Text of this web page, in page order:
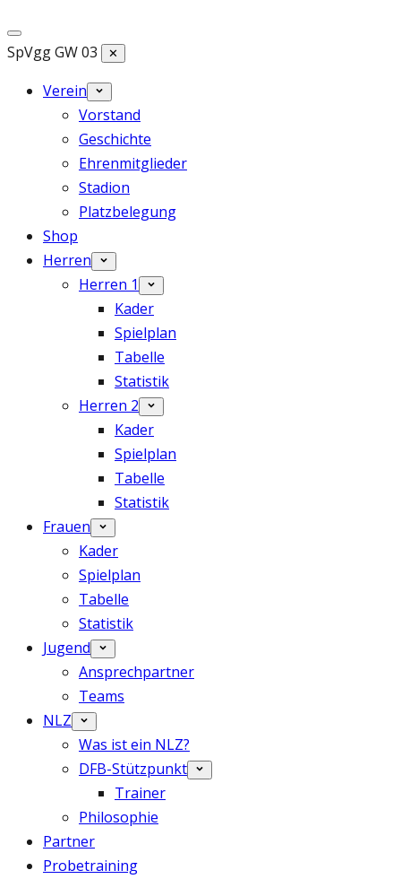
SpVgg GW 03 ✕
Verein
Vorstand
Geschichte
Ehrenmitglieder
Stadion
Platzbelegung
Shop
Herren
Herren 1
Kader
Spielplan
Tabelle
Statistik
Herren 2
Kader
Spielplan
Tabelle
Statistik
Frauen
Kader
Spielplan
Tabelle
Statistik
Jugend
Ansprechpartner
Teams
NLZ
Was ist ein NLZ?
DFB-Stützpunkt
Trainer
Philosophie
Partner
Probetraining